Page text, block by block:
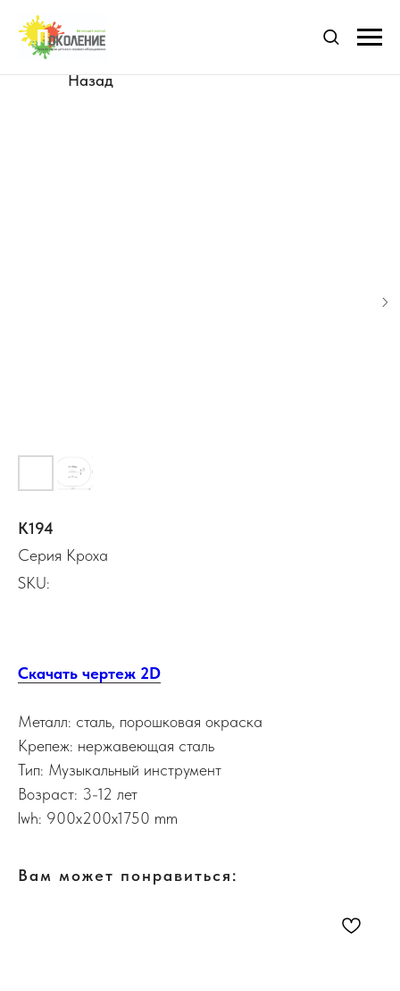
Назад
К194
Серия Кроха
SKU:
Скачать чертеж 2D
Металл: сталь, порошковая окраска
Крепеж: нержавеющая сталь
Тип: Музыкальный инструмент
Возраст: 3-12 лет
lwh: 900x200x1750 mm
Вам может понравиться: